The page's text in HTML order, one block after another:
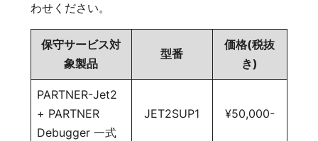
わせください。
保守サービス対
象製品
型番
価格(税抜
き)
PARTNER-Jet2
+ PARTNER
Debugger 一式
JET2SUP1 ¥50,000-